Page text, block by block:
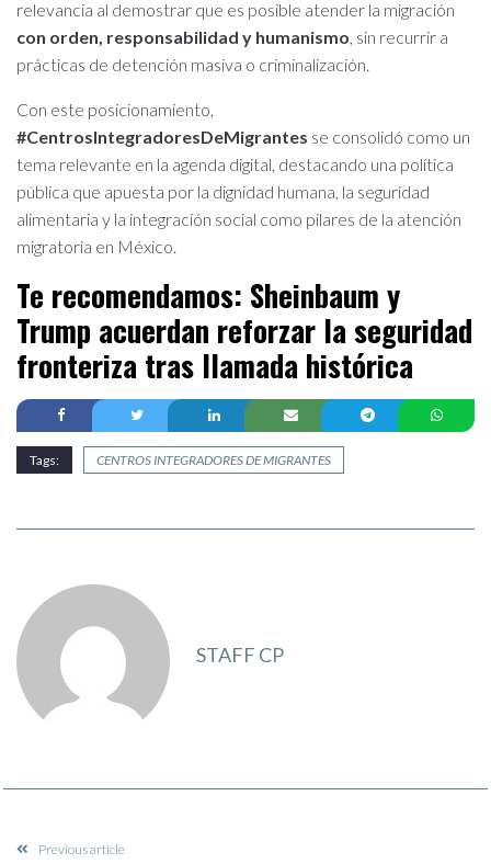
relevancia al demostrar que es posible atender la migración
con orden, responsabilidad y humanismo, sin recurrir a
prácticas de detención masiva o criminalización.
Con este posicionamiento,
#CentrosIntegradoresDeMigrantes se consolidó como un
tema relevante en la agenda digital, destacando una política
pública que apuesta por la dignidad humana, la seguridad
alimentaria y la integración social como pilares de la atención
migratoria en México.
Te recomendamos: Sheinbaum y
Trump acuerdan reforzar la seguridad
fronteriza tras llamada histórica
Tags: CENTROS INTEGRADORES DE MIGRANTES
STAFF CP
Previous article